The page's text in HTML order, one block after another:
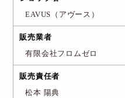
Online Shop
Instagram
EAVUS（アヴース）
販売業者
有限会社フロムゼロ
販売責任者
松本 陽典